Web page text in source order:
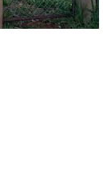
crianças e
Tatu por